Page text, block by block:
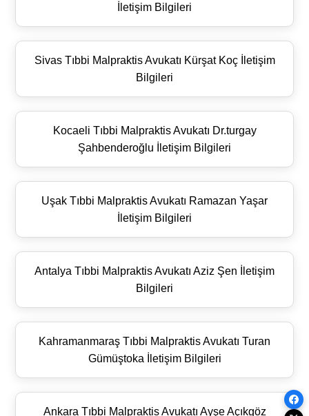
İletişim Bilgileri
Sivas Tıbbi Malpraktis Avukatı Kürşat Koç İletişim
Bilgileri
Kocaeli Tıbbi Malpraktis Avukatı Dr.turgay
Şahbenderoğlu İletişim Bilgileri
Uşak Tıbbi Malpraktis Avukatı Ramazan Yaşar
İletişim Bilgileri
Antalya Tıbbi Malpraktis Avukatı Aziz Şen İletişim
Bilgileri
Kahramanmaraş Tıbbi Malpraktis Avukatı Turan
Gümüştoka İletişim Bilgileri
Ankara Tıbbi Malpraktis Avukatı Ayşe Açıkgöz